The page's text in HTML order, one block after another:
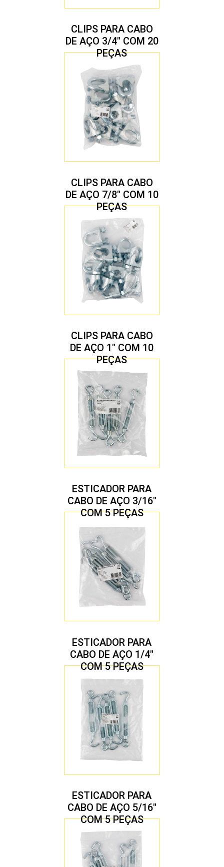
CLIPS PARA CABO
DE AÇO 3/4″ COM 20
PEÇAS
CLIPS PARA CABO
DE AÇO 7/8″ COM 10
PEÇAS
CLIPS PARA CABO
DE AÇO 1″ COM 10
PEÇAS
ESTICADOR PARA
CABO DE AÇO 3/16″
COM 5 PEÇAS
ESTICADOR PARA
CABO DE AÇO 1/4″
COM 5 PEÇAS
ESTICADOR PARA
CABO DE AÇO 5/16″
COM 5 PEÇAS